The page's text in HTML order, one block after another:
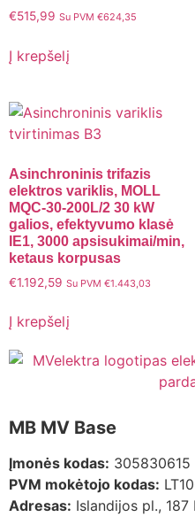
€515,99 Su PVM €624,35
Į krepšelį
Asinchroninis trifazis
elektros variklis, MOLL
MQC-30-200L/2 30 kW
galios, efektyvumo klasė
IE1, 3000 apsisukimai/min,
ketaus korpusas
€1.192,59 Su PVM €1.443,03
Į krepšelį
MB MV Base
Įmonės kodas: 305830615
PVM mokėtojo kodas:
Adresas: Islandijos pl., 187